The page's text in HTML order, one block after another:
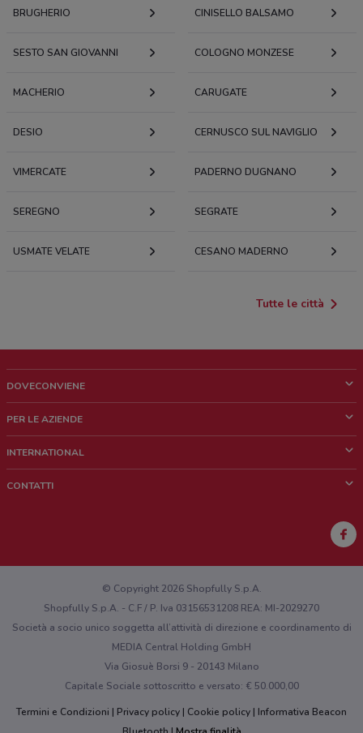
BRUGHERIO CINISELLO BALSAMO
SESTO SAN GIOVANNI COLOGNO MONZESE
MACHERIO CARUGATE
DESIO CERNUSCO SUL NAVIGLIO
VIMERCATE PADERNO DUGNANO
SEREGNO SEGRATE
USMATE VELATE CESANO MADERNO
Tutte le città
DOVECONVIENE
Chi siamo
Lavora con noi
PER LE AZIENDE
Richieste commerciali e marketing
INTERNATIONAL
CONTATTI
Hai un malfunzionamento sul web o sull'app?
© Copyright 2026 Shopfully S.p.A.
Shopfully S.p.A. - C.F / P. Iva 03156531208 REA: MI-2029270
Società a socio unico soggetta all’attività di direzione e coordinamento di
MEDIA Central Holding GmbH
Via Giosuè Borsi 9 - 20143 Milano
Capitale Sociale sottoscritto e versato: € 50.000,00
Termini e Condizioni
Privacy policy Cookie policy
Informativa Beacon